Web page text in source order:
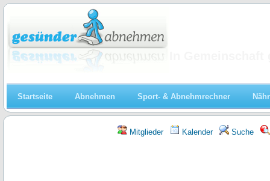
Startseite Abnehmen Sport- & Abnehmrechner
Mitglieder Kalender Suche